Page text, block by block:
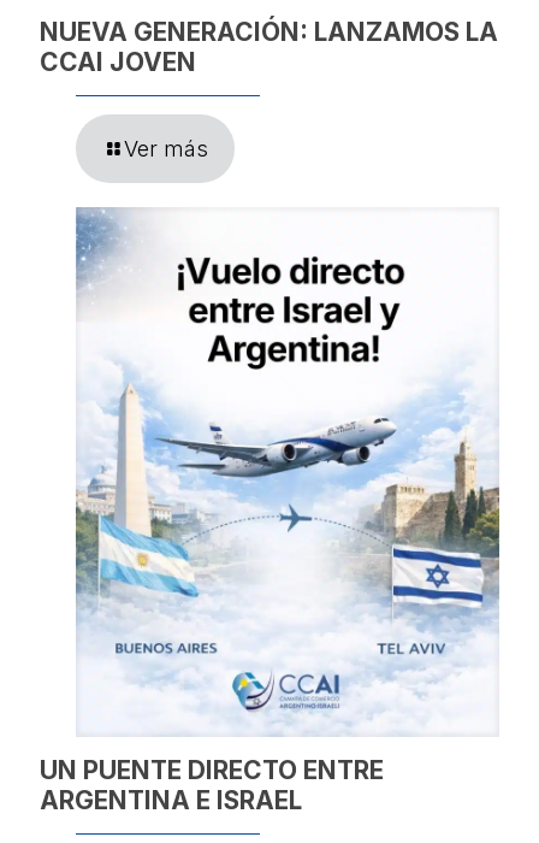
NUEVA GENERACIÓN: LANZAMOS LA
CCAI JOVEN
Ver más
UN PUENTE DIRECTO ENTRE
ARGENTINA E ISRAEL